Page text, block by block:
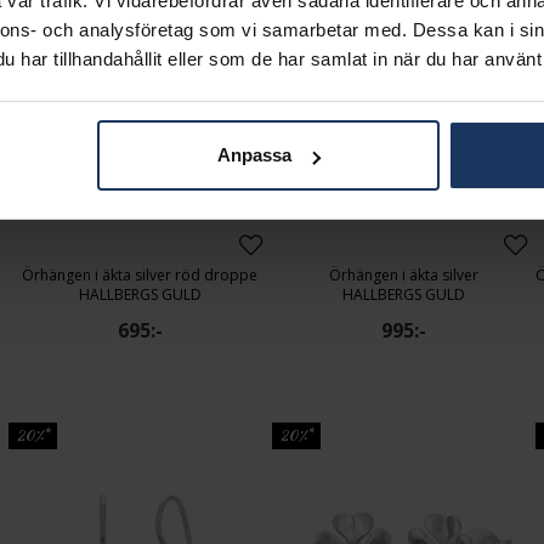
och analysföretag som vi samarbetar med. Dessa kan i
har tillhandahållit eller som de har samlat in när du har
Anpassa
Örhängen i äkta silver röd droppe
HALLBERGS GULD
695:-
Örhängen i äkta silver
HALLBERGS GULD
995:-
20%* 20%*